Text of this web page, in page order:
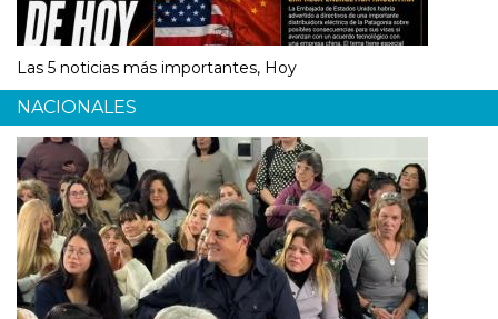
Las 5 noticias más importantes, Hoy
NACIONALES